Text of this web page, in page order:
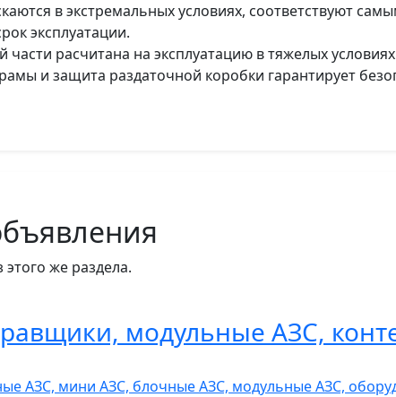
в экстремальных условиях, соответствуют
эксплуатации.
части расчитана на эксплуатацию в тяжелых
и защита раздаточной коробки гарантирует
же раздела.
модульные АЗС,
АЗС, мини АЗС, блочные АЗС, модульные АЗС,